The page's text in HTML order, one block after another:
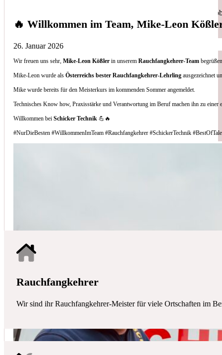
🔥 Willkommen im Team, Mike-Leon
26. Januar 2026
Wir freuen uns sehr,Mike-Leon Kößler in unseremRauchfangkehrer-Team
Mike-Leon wurde alsÖsterreichs bester Rauchfangkehrer-Lehrling ausgezeichnet
Mike wurde bereits für den Meisterkurs im kommenden Sommer angemeldet.
Technisches Know how, Praxisstärke und Verantwortung im Beruf machen ihn zu
Willkommen beiSchicker Technik 💪🔥
#NurDieBesten #WillkommenImTeam #Rauchfangkehrer #SchickerTechnik
Anruf, 3 Stunden später war jemand Vorort, Problem
Thomas Gornix
aus unseren Google-Bewertungen
Nettes Team, und kompetente Beratung.
Rauchfangkehrer
Wir sind ihr Rauchfangkehrer-Meister für viele Ortschaften im